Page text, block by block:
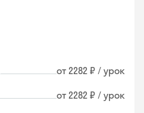
от 2282 ₽ / урок
от 2282 ₽ / урок